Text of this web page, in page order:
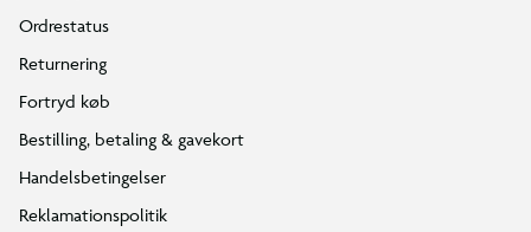
Ordrestatus
Returnering
Fortryd køb
Bestilling, betaling & gavekort
Handelsbetingelser
Reklamationspolitik